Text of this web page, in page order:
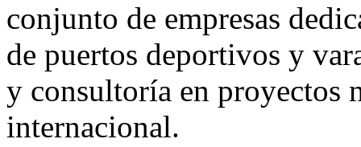
conjunto de empresas
de puertos deportivos y
y consultoría en proyectos
internacional.